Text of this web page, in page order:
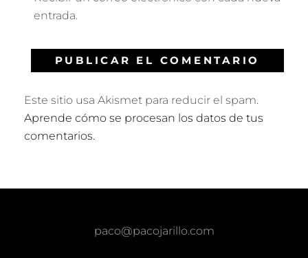
entrada.
Este sitio usa Akismet para reducir el spam.
Aprende cómo se procesan los datos de tus
comentarios.
paco@pacojarillo.com